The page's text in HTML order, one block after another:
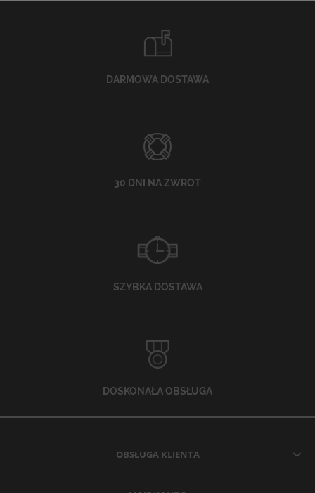
DARMOWA DOSTAWA
30 DNI NA ZWROT
SZYBKA DOSTAWA
DOSKONAŁA OBSŁUGA
OBSŁUGA KLIENTA